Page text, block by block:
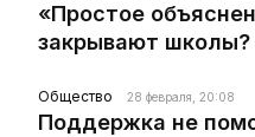
«Простое
закрывают школы?
Общество 28 февраля, 20:08
Поддержка не